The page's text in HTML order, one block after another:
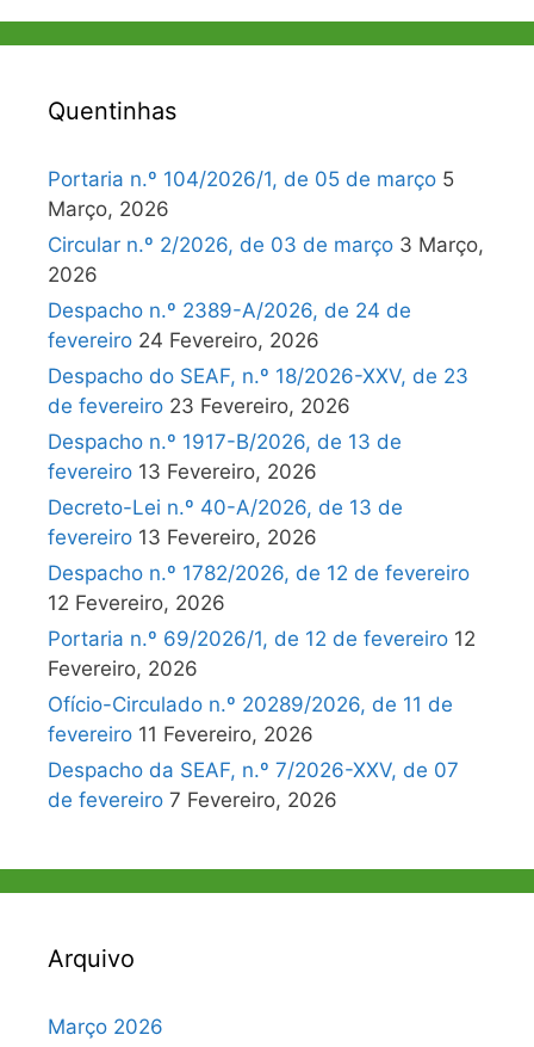
Quentinhas
Portaria n.º 104/2026/1, de 05 de março 5
Março, 2026
Circular n.º 2/2026, de 03 de março 3 Março,
2026
Despacho n.º 2389-A/2026, de 24 de
fevereiro 24 Fevereiro, 2026
Despacho do SEAF, n.º 18/2026-XXV, de 23
de fevereiro 23 Fevereiro, 2026
Despacho n.º 1917-B/2026, de 13 de
fevereiro 13 Fevereiro, 2026
Decreto-Lei n.º 40-A/2026, de 13 de
fevereiro 13 Fevereiro, 2026
Despacho n.º 1782/2026, de 12 de fevereiro
12 Fevereiro, 2026
Portaria n.º 69/2026/1, de 12 de fevereiro 12
Fevereiro, 2026
Ofício-Circulado n.º 20289/2026, de 11 de
fevereiro 11 Fevereiro, 2026
Despacho da SEAF, n.º 7/2026-XXV, de 07
de fevereiro 7 Fevereiro, 2026
Arquivo
Março 2026